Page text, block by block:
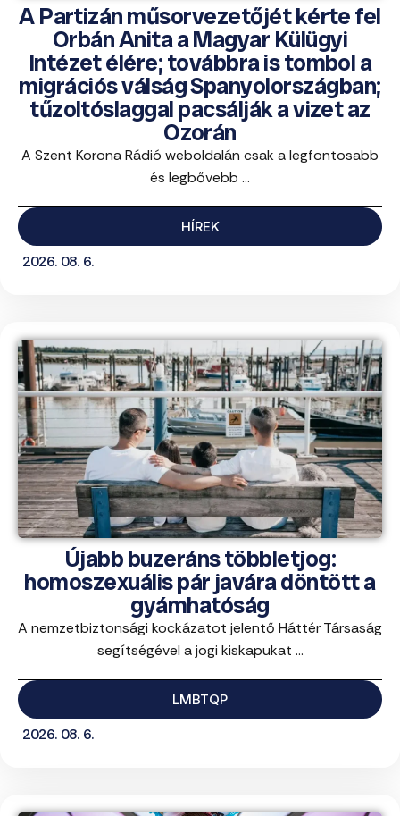
A Partizán műsorvezetőjét kérte fel
Orbán Anita a Magyar Külügyi
Intézet élére; továbbra is tombol a
migrációs válság Spanyolországban;
tűzoltóslaggal pacsálják a vizet az
Ozorán
A Szent Korona Rádió weboldalán csak a legfontosabb
és legbővebb ...
HÍREK
2026. 08. 6.
Újabb buzeráns többletjog:
homoszexuális pár javára döntött a
gyámhatóság
A nemzetbiztonsági kockázatot jelentő Háttér Társaság
segítségével a jogi kiskapukat ...
LMBTQP
2026. 08. 6.